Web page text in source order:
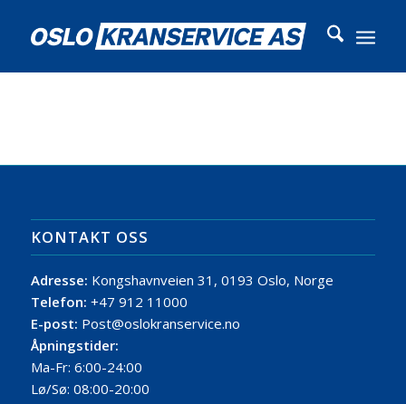
KONTAKT OSS
Adresse: Kongshavnveien 31, 0193 Oslo, Norge
Telefon: +47 912 11000
E-post: Post@oslokranservice.no
Åpningstider:
Ma-Fr: 6:00-24:00
Lø/Sø: 08:00-20:00